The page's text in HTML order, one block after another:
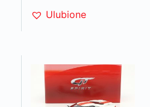
Ulubione